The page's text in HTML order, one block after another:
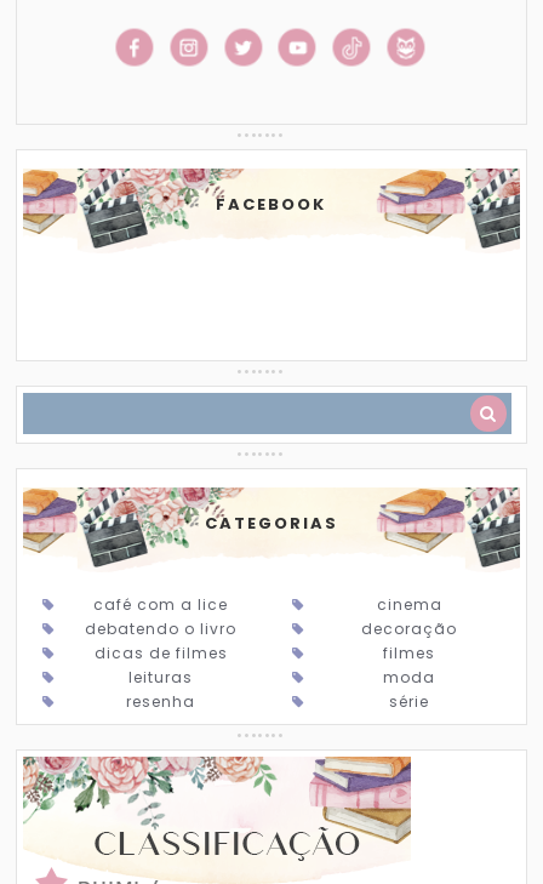
FACEBOOK
CATEGORIAS
café com a lice
cinema
debatendo o livro
decoração
dicas de filmes
filmes
leituras
moda
resenha
série